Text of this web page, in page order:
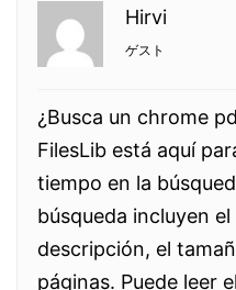
Hirvi
ゲスト
¿Busca un chrome
FilesLib está aquí
tiempo en la
búsqueda incluyen
descripción, el
páginas. Puede leer